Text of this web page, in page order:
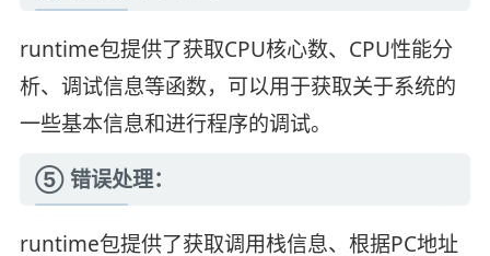
runtime包提供了获取CPU核心数、CPU性能分
析、调试信息等函数，可以用于获取关于系统的
一些基本信息和进行程序的调试。
⑤ 错误处理：
runtime包提供了获取调用栈信息、根据PC地址